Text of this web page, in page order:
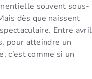
souvent sous-
dès que naissent
Entre avril
pour atteindre un
c’est comme si un